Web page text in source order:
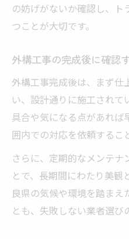
の妨げがないか確認し、
つことが大切です。
外構工事の完成後に確認
外構工事完成後は、まず仕
い、設計通りに施工されて
具合や気になる点があれば
囲内での対応を依頼するこ
さらに、定期的なメンテナ
とで、長期間にわたり美観
良県の気候や環境を踏まえ
とも、失敗しない業者選び